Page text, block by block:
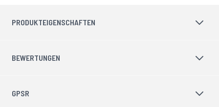
PRODUKTEIGENSCHAFTEN
BEWERTUNGEN
GPSR